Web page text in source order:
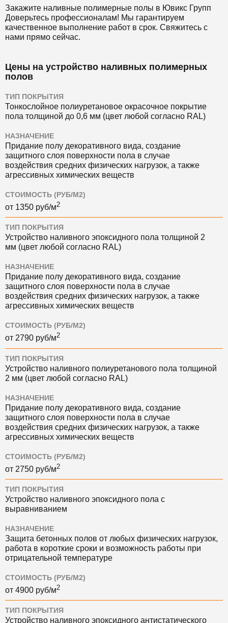
Закажите наливные полимерные полы в Ювикс Групп
Доверьтесь профессионалам! Мы гарантируем
качественное выполнение работ в срок. Свяжитесь с
нами прямо сейчас.
Цены на устройство наливных полимерных
полов
ТИП ПОКРЫТИЯ
Тонкослойное полиуретановое окрасочное покрытие
пола толщиной до 0,6 мм (цвет любой согласно RAL)
НАЗНАЧЕНИЕ
Придание полу декоративного вида, создание
защитного слоя поверхности пола в случае
воздействия средних физических нагрузок, а также
агрессивных химических веществ
СТОИМОСТЬ (РУБ/М2)
от 1350 руб/м2
ТИП ПОКРЫТИЯ
Устройство наливного эпоксидного пола толщиной 2
мм (цвет любой согласно RAL)
НАЗНАЧЕНИЕ
Придание полу декоративного вида, создание
защитного слоя поверхности пола в случае
воздействия средних физических нагрузок, а также
агрессивных химических веществ
СТОИМОСТЬ (РУБ/М2)
от 2790 руб/м2
ТИП ПОКРЫТИЯ
Устройство наливного полиуретанового пола толщиной
2 мм (цвет любой согласно RAL)
НАЗНАЧЕНИЕ
Придание полу декоративного вида, создание
защитного слоя поверхности пола в случае
воздействия средних физических нагрузок, а также
агрессивных химических веществ
СТОИМОСТЬ (РУБ/М2)
от 2750 руб/м2
ТИП ПОКРЫТИЯ
Устройство наливного эпоксидного пола с
выравниванием
НАЗНАЧЕНИЕ
Защита бетонных полов от любых физических нагрузок,
работа в короткие сроки и возможность работы при
отрицательной температуре
СТОИМОСТЬ (РУБ/М2)
от 4900 руб/м2
ТИП ПОКРЫТИЯ
Устройство наливного эпоксидного антистатического